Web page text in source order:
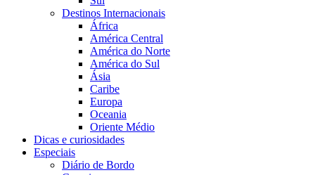
Destinos Internacionais
África
América Central
América do Norte
América do Sul
Ásia
Caribe
Europa
Oceania
Oriente Médio
Dicas e curiosidades
Especiais
Diário de Bordo